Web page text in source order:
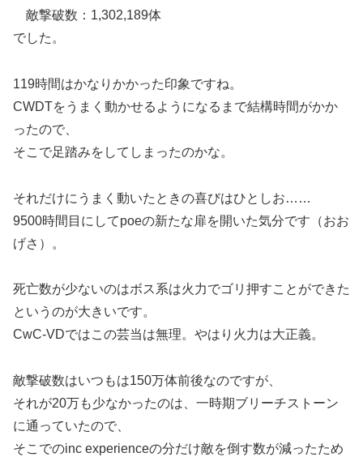
敵撃破数：1,302,189体
でした。
119時間はかなりかかった印象ですね。
CWDTをうまく動かせるようになるまで結構時間がかか
ったので、
そこで足踏みをしてしまったのかな。
それだけにうまく動いたときの喜びはひとしお……
9500時間目にしてpoeの新たな扉を開いた気分です（おお
げさ）。
死亡数が少ないのはボス系は火力でゴリ押すことができた
というのが大きいです。
CwC-VDではこの芸当は無理。やはり火力は大正義。
敵撃破数はいつもは150万体前後なのですが、
それが20万も少なかったのは、一時期ブリーチストーン
に通っていたので、
そこでのinc experienceの分だけ敵を倒す数が減ったため